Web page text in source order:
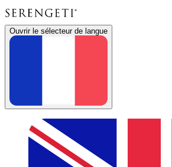
Ouvrir le sélecteur de langue